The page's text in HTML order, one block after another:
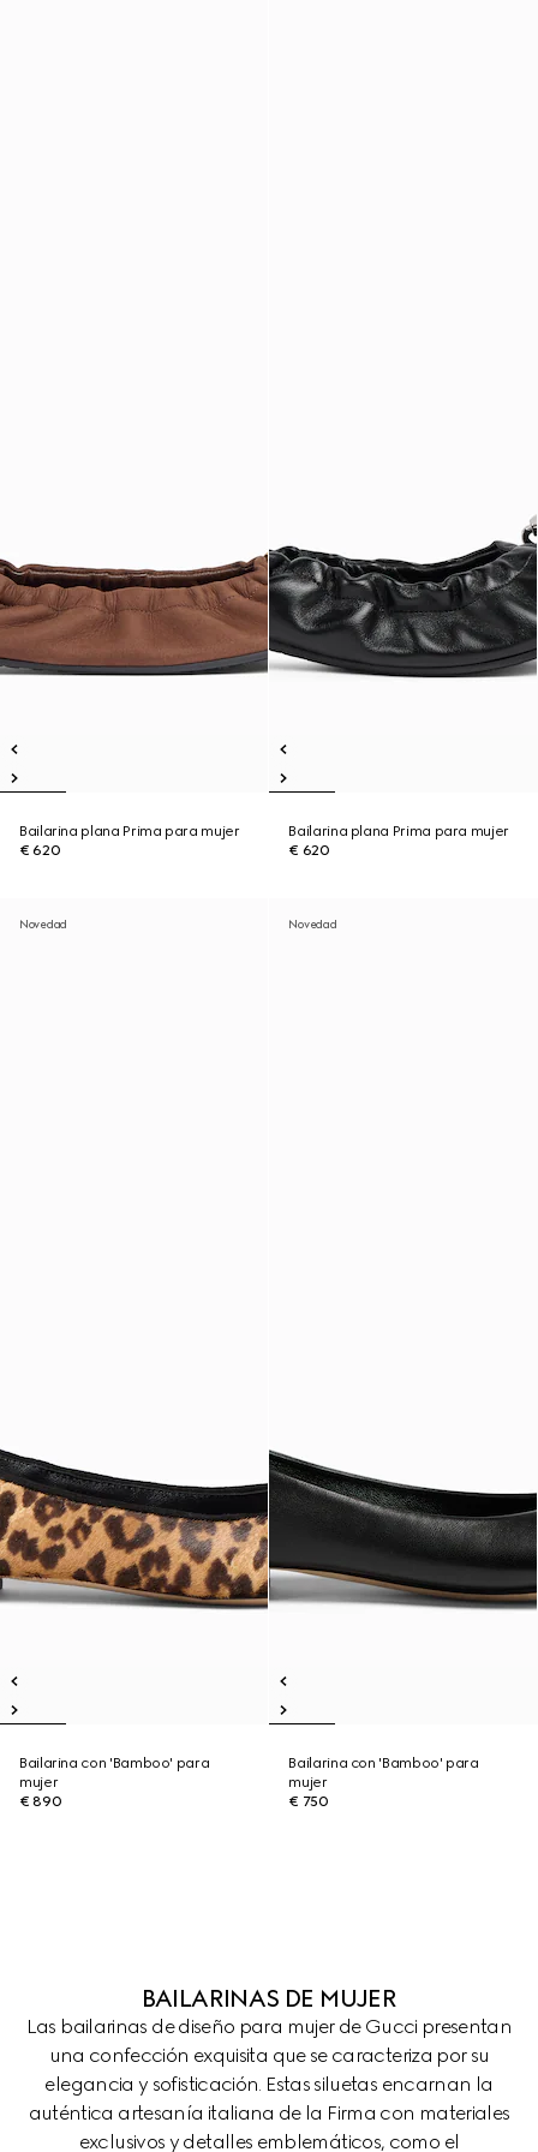
Bailarina plana Prima para mujer
€ 620
Bailarina plana Prima para mujer
€ 620
Novedad
Bailarina con 'Bamboo' para
mujer
€ 890
Novedad
Bailarina con 'Bamboo' para
mujer
€ 750
BAILARINAS DE MUJER
Las bailarinas de diseño para mujer de Gucci presentan
una confección exquisita que se caracteriza por su
elegancia y sofisticación. Estas siluetas encarnan la
auténtica artesanía italiana de la Firma con materiales
exclusivos y detalles emblemáticos, como el